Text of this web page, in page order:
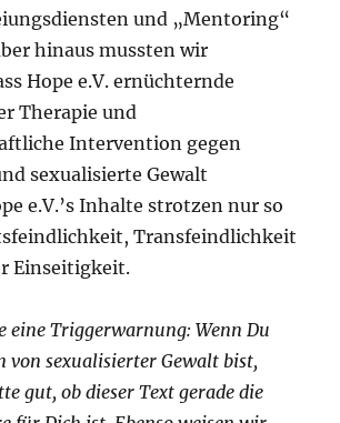
und „Mentoring“
hinaus mussten wir
Hope e.V. ernüchternde
Therapie und
Intervention gegen
sexualisierte Gewalt
e.V.’s Inhalte strotzen nur so
Transfeindlichkeit
Einseitigkeit.
eine Triggerwarnung: Wenn Du
von sexualisierter Gewalt bist,
gut, ob dieser Text gerade die